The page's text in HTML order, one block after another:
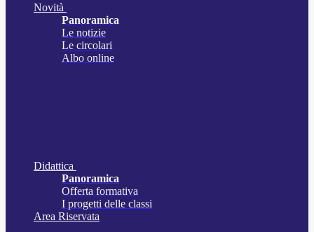
Novità
Panoramica
Le notizie
Le circolari
Albo online
Didattica
Panoramica
Offerta formativa
I progetti delle classi
Area Riservata